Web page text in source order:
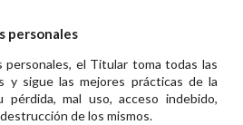
personales
el Titular toma todas las
y sigue las mejores prácticas de la
mal uso, acceso indebido,
de los mismos.